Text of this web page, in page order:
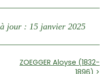
jour : 15 janvier 2025
ZOEGGER Aloyse (1832-